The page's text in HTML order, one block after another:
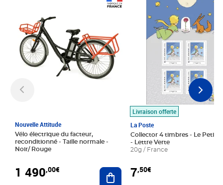
Nouvelle Attitude
Vélo électrique du facteur,
reconditionné - Taille normale -
Noir/ Rouge
1 490,00€ Ajouter au panier
Livraison offerte
La Poste
Collector 4 timbres - Le Petit
- Lettre Verte
20g / France
7,50€